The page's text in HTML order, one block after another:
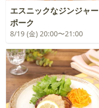
エスニックなジンジャー
ポーク
8/19 (金) 20:00〜21:00